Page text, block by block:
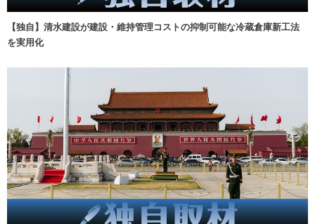
【独自】清水建設が建設・維持管理コストの抑制可能な冷蔵倉庫新工法
を実用化